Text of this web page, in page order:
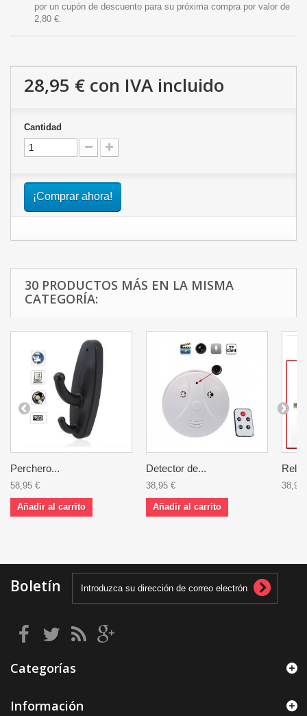
por un cupón de descuento para su próxima compra por valor de
2,80 €.
28,95 € con IVA incluido
Cantidad
¡Comprar ahora!
30 PRODUCTOS MÁS EN LA MISMA
CATEGORÍA:
Perchero...
58,95 €
Añadir al carrito
Detector de...
38,95 €
Añadir al carrito
38,95
Boletín
Categorías
Información